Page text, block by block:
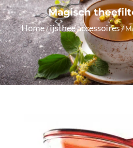
Magisch
Home/ijsthee accessoires/